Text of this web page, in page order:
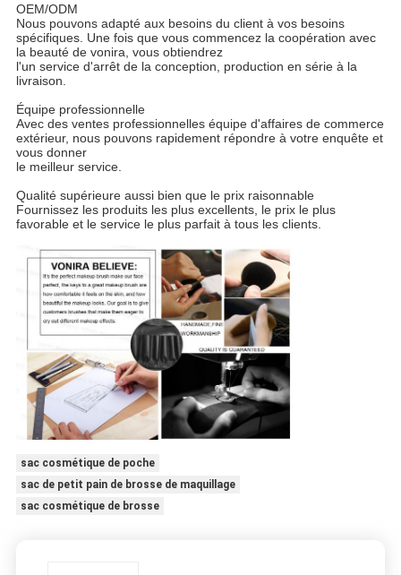
OEM/ODM
Nous pouvons adapté aux besoins du client à vos besoins
spécifiques. Une fois que vous commencez la coopération avec
la beauté de vonira, vous obtiendrez
l'un service d'arrêt de la conception, production en série à la
livraison.
Équipe professionnelle
Avec des ventes professionnelles équipe d'affaires de commerce
extérieur, nous pouvons rapidement répondre à votre enquête et
vous donner
le meilleur service.
Qualité supérieure aussi bien que le prix raisonnable
Fournissez les produits les plus excellents, le prix le plus
favorable et le service le plus parfait à tous les clients.
sac cosmétique de poche
sac de petit pain de brosse de maquillage
sac cosmétique de brosse